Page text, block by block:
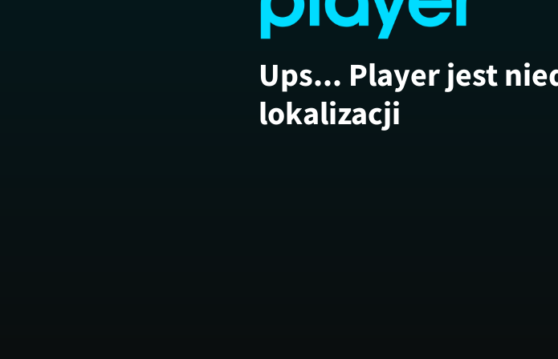
Ups... Player jest
lokalizacji